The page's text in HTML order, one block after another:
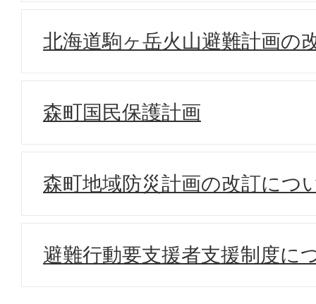
北海道駒ヶ岳火山避難計画の
森町国民保護計画
森町地域防災計画の改訂につ
避難行動要支援者支援制度に